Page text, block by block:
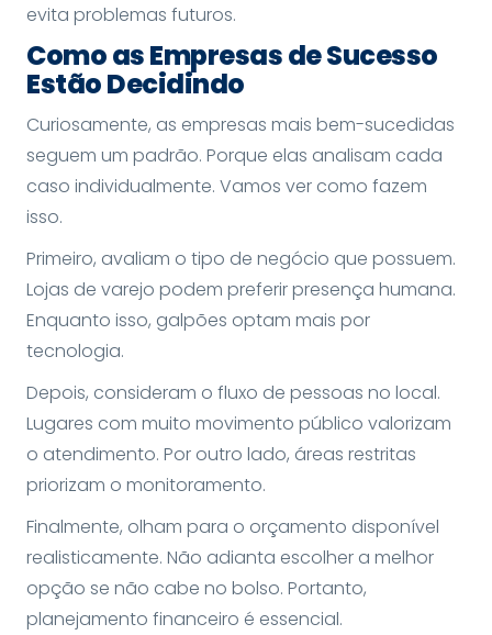
evita problemas futuros.
Como as Empresas de Sucesso
Estão Decidindo
Curiosamente, as empresas mais bem-sucedidas
seguem um padrão. Porque elas analisam cada
caso individualmente. Vamos ver como fazem
isso.
Primeiro, avaliam o tipo de negócio que possuem.
Lojas de varejo podem preferir presença humana.
Enquanto isso, galpões optam mais por
tecnologia.
Depois, consideram o fluxo de pessoas no local.
Lugares com muito movimento público valorizam
o atendimento. Por outro lado, áreas restritas
priorizam o monitoramento.
Finalmente, olham para o orçamento disponível
realisticamente. Não adianta escolher a melhor
opção se não cabe no bolso. Portanto,
planejamento financeiro é essencial.